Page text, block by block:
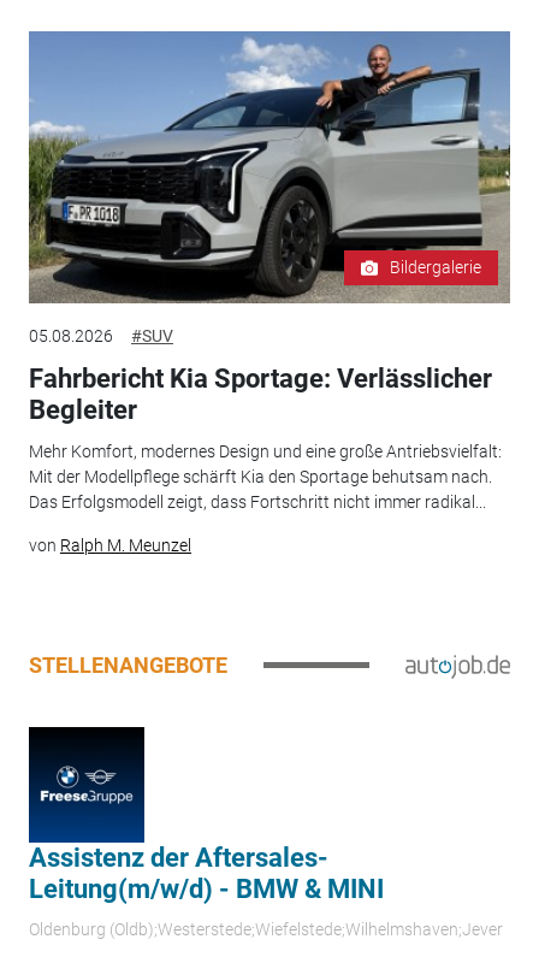
Bildergalerie
05.08.2026 #SUV
Fahrbericht Kia Sportage: Verlässlicher
Begleiter
Mehr Komfort, modernes Design und eine große Antriebsvielfalt:
Mit der Modellpflege schärft Kia den Sportage behutsam nach.
Das Erfolgsmodell zeigt, dass Fortschritt nicht immer radikal...
von Ralph M. Meunzel
STELLENANGEBOTE
Assistenz der Aftersales-
Leitung(m/w/d) - BMW & MINI
Oldenburg (Oldb);Westerstede;Wiefelstede;Wilhelmshaven;Jever